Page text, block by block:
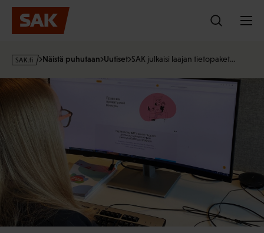
Hyppää
sisältöön
s
Näistä puhutaan Uutiset SAK julkaisi laajan tietopaket…